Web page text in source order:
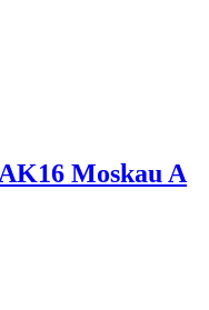
Moskau A